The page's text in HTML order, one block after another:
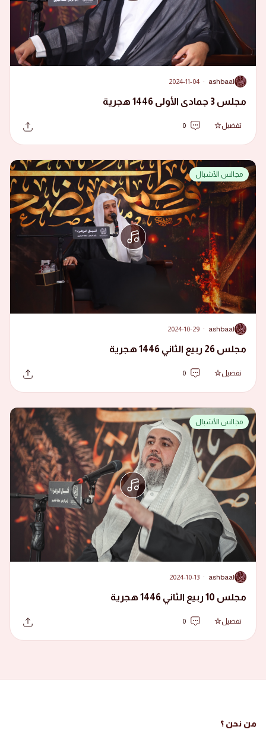
A
ashbaal
·
2024-11-04
مجلس 3 جمادى الأولى 1446 هجرية
تفضيل 0
مجالس الأشبال
A
ashbaal
·
2024-10-29
مجلس 26 ربيع الثاني 1446 هجرية
تفضيل 0
مجالس الأشبال
A
ashbaal
·
2024-10-13
مجلس 10 ربيع الثاني 1446 هجرية
تفضيل 0
من نحن ؟